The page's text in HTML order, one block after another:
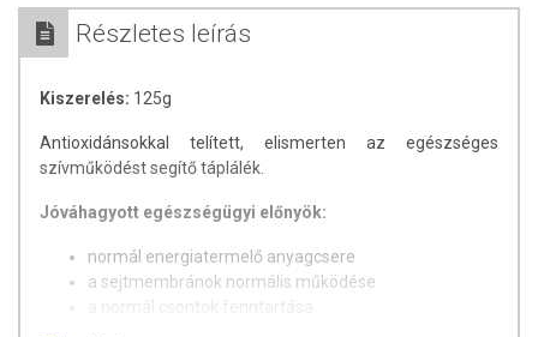
Részletes leírás
Kiszerelés: 125g
Antioxidánsokkal telített, elismerten az egészséges
szívműködést segítő táplálék.
Jóváhagyott egészségügyi előnyök:
normál energiatermelő anyagcsere
a sejtmembránok normális működése
a normál csontok fenntartása